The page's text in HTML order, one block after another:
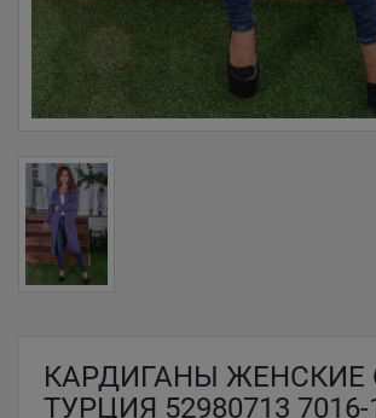
КАРДИГАНЫ ЖЕНСКИЕ
ТУРЦИЯ 52980713 7016-